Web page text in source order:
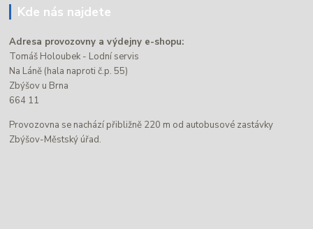
Kde nás najdete
Adresa provozovny a výdejny e-shopu:
Tomáš Holoubek - Lodní servis
Na Láně (hala naproti č.p. 55)
Zbýšov u Brna
664 11
Provozovna se nachází přibližně 220 m od autobusové zastávky
Zbýšov-Městský úřad.